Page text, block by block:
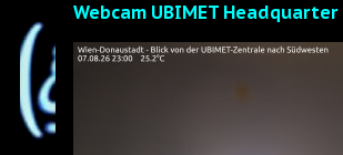
Webcam UBIMET Headquarter